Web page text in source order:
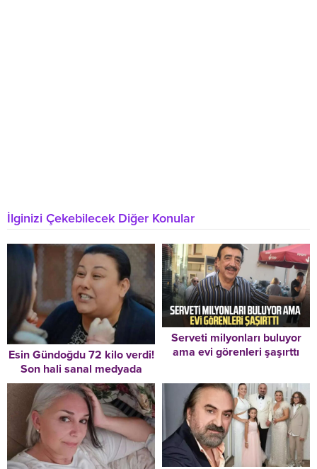
İlginizi Çekebilecek Diğer Konular
Esin Gündoğdu 72 kilo verdi!
Son hali sanal medyada
gündem oldu
Serveti milyonları buluyor
ama evi görenleri şaşırttı